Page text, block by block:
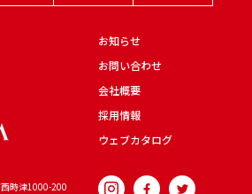
時津1000-200
お知らせ
お問い合わせ
会社概要
採用情報
ウェブカタログ